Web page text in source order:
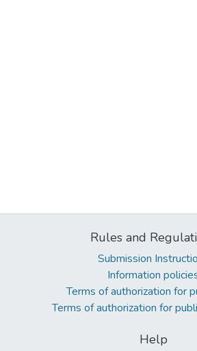
Rules and
Submission
Information
Terms of authorization for
Terms of authorization for
Help